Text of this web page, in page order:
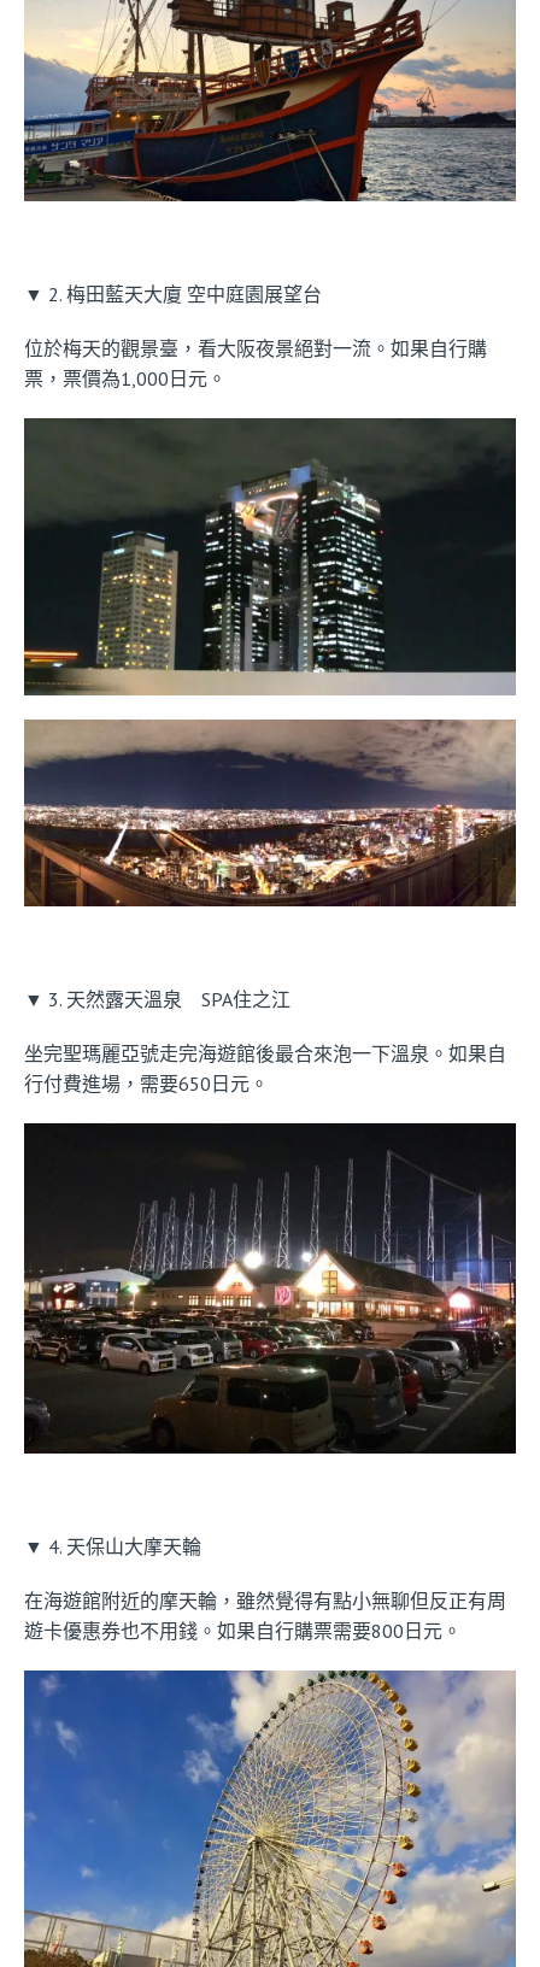
▼ 2. 梅田藍天大廈 空中庭園展望台
位於梅天的觀景臺，看大阪夜景絕對一流。如果自行購
票，票價為1,000日元。
▼ 3. 天然露天溫泉 SPA住之江
坐完聖瑪麗亞號走完海遊館後最合來泡一下溫泉。如果自
行付費進場，需要650日元。
▼ 4. 天保山大摩天輪
在海遊館附近的摩天輪，雖然覺得有點小無聊但反正有周
遊卡優惠券也不用錢。如果自行購票需要800日元。